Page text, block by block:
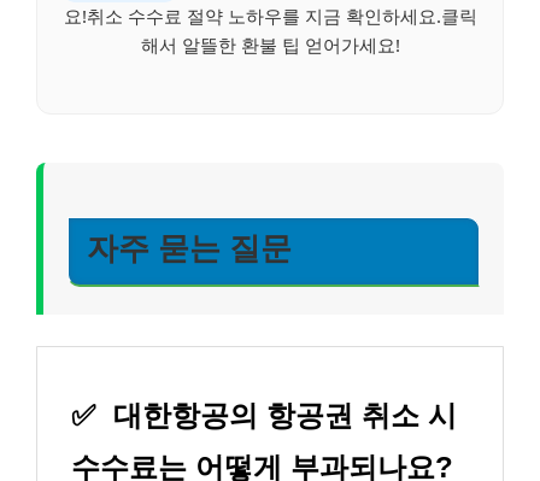
요!취소 수수료 절약 노하우를 지금 확인하세요.클릭
해서 알뜰한 환불 팁 얻어가세요!
자주 묻는 질문
✅ 대한항공의 항공권 취소 시
수수료는 어떻게 부과되나요?